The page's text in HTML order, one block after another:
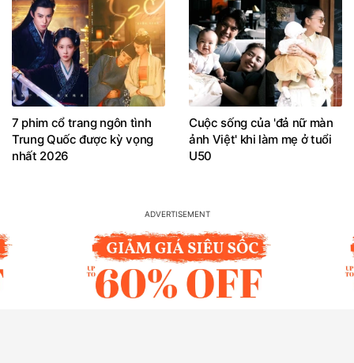
7 phim cổ trang ngôn tình
Trung Quốc được kỳ vọng
nhất 2026
Cuộc sống của 'đả nữ màn
ảnh Việt' khi làm mẹ ở tuổi
U50